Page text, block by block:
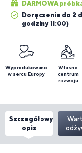
DARMOWA
Doręczenie do 2
godziny 11:00)
Wyprodukowano
w sercu Europy
Własne
centrum
rozwoju
Szczegółowy
opis